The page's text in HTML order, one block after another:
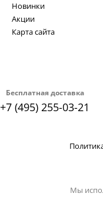
Бесплатная доставка
+7 (495) 255-03-21
Новинки
Акции
Карта сайта
Мы